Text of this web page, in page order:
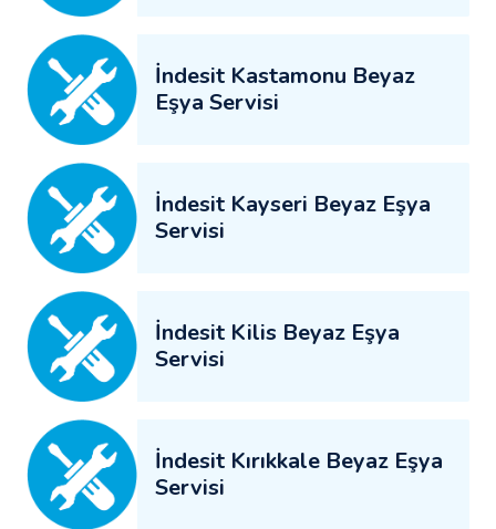
İndesit Kastamonu Beyaz
Eşya Servisi
İndesit Kayseri Beyaz Eşya
Servisi
İndesit Kilis Beyaz Eşya
Servisi
İndesit Kırıkkale Beyaz Eşya
Servisi